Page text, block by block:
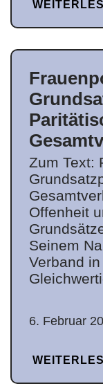
Zum Text:
Offenheit
Seinem
Verband
6. Februar